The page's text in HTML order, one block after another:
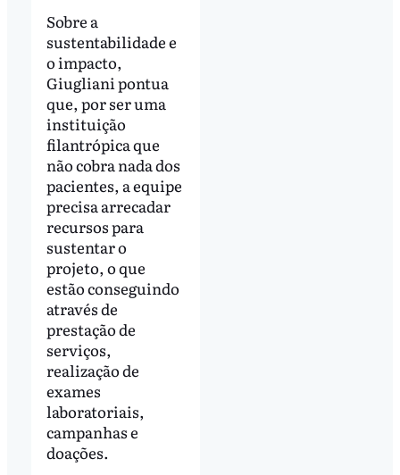
Sobre a
sustentabilidade e
o impacto,
Giugliani pontua
que, por ser uma
instituição
filantrópica que
não cobra nada dos
pacientes, a equipe
precisa arrecadar
recursos para
sustentar o
projeto, o que
estão conseguindo
através de
prestação de
serviços,
realização de
exames
laboratoriais,
campanhas e
doações.